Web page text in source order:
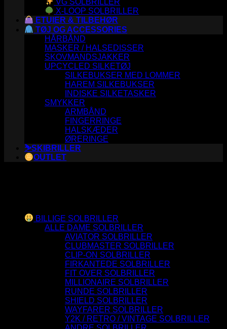
X-LOOP SOLBRILLER
ETUIER & TILBEHØR
TØJ OG ACCESSORIES
HÅRBÅND
MASKER / HALSEDISSER
SKOVMANDSJAKKER
UPCYCLED SILKETØJ
SILKEBUKSER MED LOMMER
HAREM SILKEBUKSER
INDISKE SILKETASKER
SMYKKER
ARMBÅND
FINGERRINGE
HALSKÆDER
ØRERINGE
⛷️SKIBRILLER
OUTLET
BILLIGE SOLBRILLER
ALLE DAME SOLBRILLER
AVIATOR SOLBRILLER
CLUBMASTER SOLBRILLER
CLIP-ON SOLBRILLER
FIRKANTEDE SOLBRILLER
FIT OVER SOLBRILLER
MILLIONAIRE SOLBRILLER
RUNDE SOLBRILLER
SHIELD SOLBRILLER
WAYFARER SOLBRILLER
Y2K / RETRO / VINTAGE SOLBRILLER